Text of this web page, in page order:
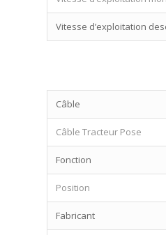
Vitesse d’exploitation
Câble
Câble Tracteur Pose
Fonction
Position
Fabricant